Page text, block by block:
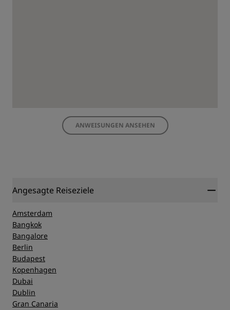
ANWEISUNGEN ANSEHEN
Angesagte Reiseziele
Amsterdam
Bangkok
Bangalore
Berlin
Budapest
Kopenhagen
Dubai
Dublin
Gran Canaria